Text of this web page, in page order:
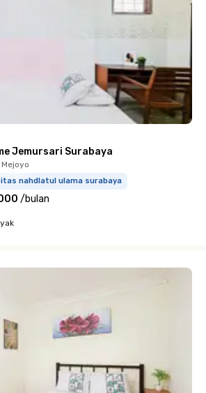
Jemursari Surabaya
nahdlatul ulama surabaya
/bulan